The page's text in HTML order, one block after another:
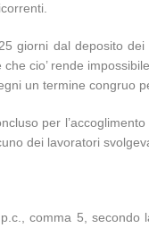
giorni dal deposito
cio’ rende
un termine
per
dei lavoratori
comma 5,